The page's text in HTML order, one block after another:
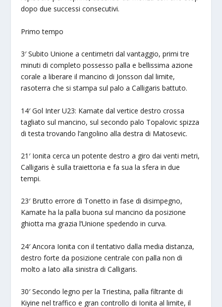
dopo due successi consecutivi.
Primo tempo
3′ Subito Unione a centimetri dal vantaggio, primi tre
minuti di completo possesso palla e bellissima azione
corale a liberare il mancino di Jonsson dal limite,
rasoterra che si stampa sul palo a Calligaris battuto.
14′ Gol Inter U23: Kamate dal vertice destro crossa
tagliato sul mancino, sul secondo palo Topalovic spizza
di testa trovando l’angolino alla destra di Matosevic.
21′ Ionita cerca un potente destro a giro dai venti metri,
Calligaris è sulla traiettoria e fa sua la sfera in due
tempi.
23′ Brutto errore di Tonetto in fase di disimpegno,
Kamate ha la palla buona sul mancino da posizione
ghiotta ma grazia l’Unione spedendo in curva.
24′ Ancora Ionita con il tentativo dalla media distanza,
destro forte da posizione centrale con palla non di
molto a lato alla sinistra di Calligaris.
30′ Secondo legno per la Triestina, palla filtrante di
Kiyine nel traffico e gran controllo di Ionita al limite, il